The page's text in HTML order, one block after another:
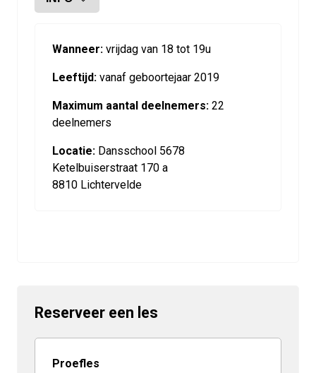
Wanneer: vrijdag van 18 tot 19u
Leeftijd: vanaf geboortejaar 2019
Maximum aantal deelnemers: 22
deelnemers
Locatie: Dansschool 5678
Ketelbuiserstraat 170 a
8810 Lichtervelde
Reserveer een les
Proefles